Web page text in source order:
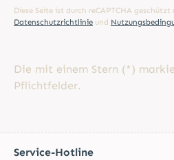
Diese Seite ist durch reCAPTCHA
Datenschutzrichtlinie und
Die mit einem Stern (*)
Pflichtfelder.
Service-Hotline